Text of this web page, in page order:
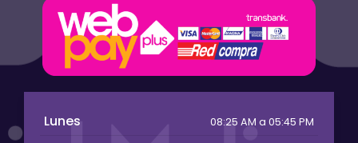
Lunes 08:25 AM a 05:45 PM